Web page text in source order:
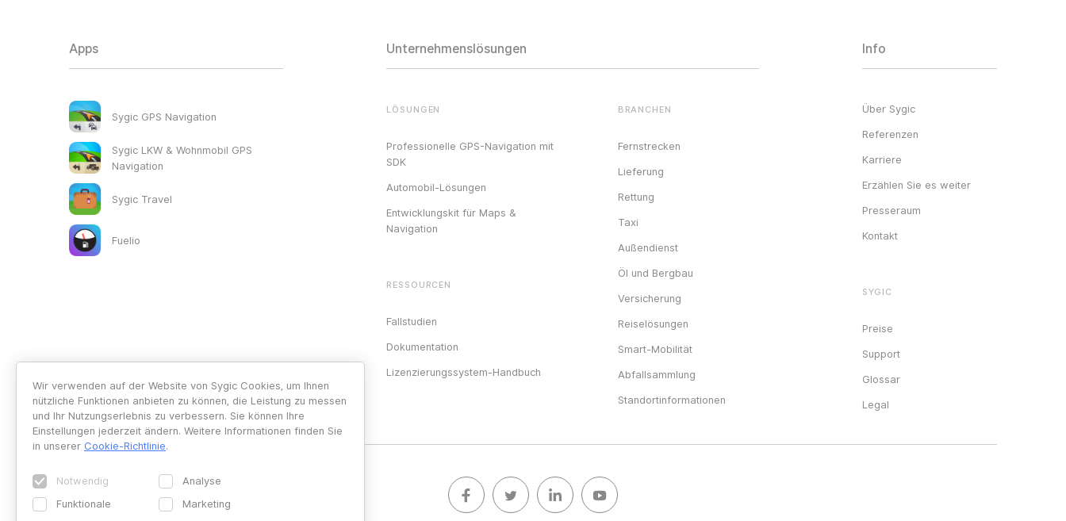
Apps
Sygic GPS Navigation
Sygic LKW & Wohnmobil GPS
Navigation
Sygic Travel
Fuelio
Unternehmenslösungen
LÖSUNGEN
Professionelle GPS-Navigation mit
SDK
Automobil-Lösungen
Entwicklungskit für Maps &
Navigation
RESSOURCEN
Fallstudien
Dokumentation
Lizenzierungssystem-Handbuch
BRANCHEN
Fernstrecken
Lieferung
Rettung
Taxi
Außendienst
Öl und Bergbau
Versicherung
Reiselösungen
Smart-Mobilität
Abfallsammlung
Standortinformationen
Info
Über Sygic
Referenzen
Karriere
Erzählen Sie es weiter
Presseraum
Kontakt
SYGIC
Preise
Support
Glossar
Legal
Wir verwenden auf der Website von Sygic Cookies, um Ihnen
nützliche Funktionen anbieten zu können, die Leistung zu messen
und Ihr Nutzungserlebnis zu verbessern. Sie können Ihre
Einstellungen jederzeit ändern. Weitere Informationen finden Sie
in unserer Cookie-Richtlinie.
Notwendig
Analyse
Funktionale
Marketing